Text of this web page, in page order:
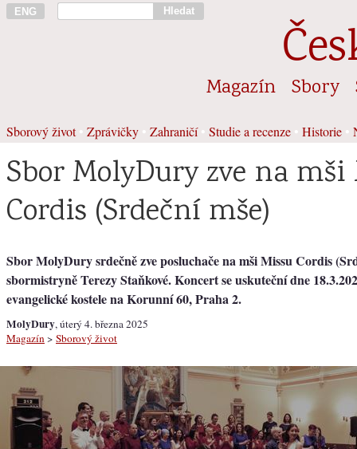
ENG Hledat
Magazín Sbory
Sborový život• Zprávičky Zahraničí• Studie a recenze Historie
Sbor MolyDury zve na mši
Cordis (Srdeční mše)
Sbor MolyDury srdečně zve posluchače na mši Missu Cordis
sbormistryně Terezy Staňkové. Koncert se uskuteční dne
evangelické kostele na Korunní 60, Praha 2.
MolyDury, úterý 4. března 2025
Magazín > Sborový život